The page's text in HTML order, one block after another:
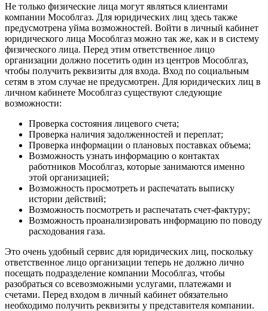
Не только физические лица могут являться клиентами
компании Мособлгаз. Для юридических лиц здесь также
предусмотрена уйма возможностей. Войти в личный кабинет
юридического лица Мособлгаз можно так же, как и в систему
физического лица. Перед этим ответственное лицо
организации должно посетить один из центров Мособлгаз,
чтобы получить реквизиты для входа. Вход по социальным
сетям в этом случае не предусмотрен. Для юридических лиц в
личном кабинете Мособлгаз существуют следующие
возможности:
Проверка состояния лицевого счета;
Проверка наличия задолженностей и переплат;
Проверка информации о плановых поставках объема;
Возможность узнать информацию о контактах
работников Мособлгаз, которые занимаются именно
этой организацией;
Возможность просмотреть и распечатать выписку
истории действий;
Возможность посмотреть и распечатать счет-фактуру;
Возможность проанализировать информацию по поводу
расходования газа.
Это очень удобный сервис для юридических лиц, поскольку
ответственное лицо организации теперь не должно лично
посещать подразделение компании Мособлгаз, чтобы
разобраться со всевозможными услугами, платежами и
счетами. Перед входом в личный кабинет обязательно
необходимо получить реквизиты у представителя компании.